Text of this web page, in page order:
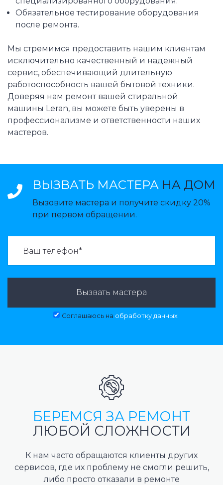
Обязательное тестирование оборудования
после ремонта.
Мы стремимся предоставить нашим клиентам
исключительно качественный и надежный
сервис, обеспечивающий длительную
работоспособность вашей бытовой техники.
Доверяя нам ремонт вашей стиральной
машины Leran, вы можете быть уверены в
профессионализме и ответственности наших
мастеров.
ВЫЗВАТЬ МАСТЕРА НА ДОМ
Вызовите мастера и получите скидку 20%
при первом обращении.
Вызвать мастера
Соглашаюсь на обработку данных
БЕРЕМСЯ ЗА РЕМОНТ
ЛЮБОЙ СЛОЖНОСТИ
К нам часто обращаются клиенты других
сервисов, где их проблему не смогли решить,
либо просто отказали в ремонте